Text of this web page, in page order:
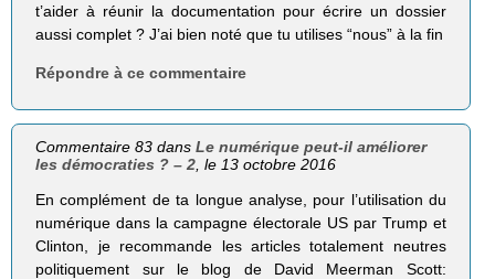
t’aider à réunir la documentation pour écrire un dossier
aussi complet ? J’ai bien noté que tu utilises “nous” à la fin
Répondre à ce commentaire
Commentaire 83 dansLe numérique peut-il améliorer
les démocraties ? – 2 , le 13 octobre 2016
En complément de ta longue analyse, pour l’utilisation du
numérique dans la campagne électorale US par Trump et
Clinton, je recommande les articles totalement neutres
politiquement sur le blog de David Meerman Scott: